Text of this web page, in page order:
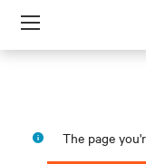
Menu
The page